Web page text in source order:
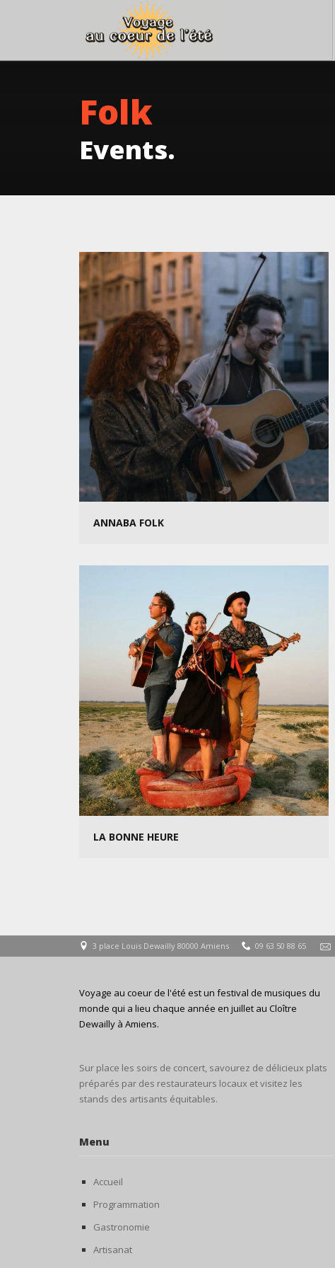
Folk
Events.
ANNABA FOLK
LA BONNE HEURE
3 place Louis Dewailly 80000 Amiens 09 63 50 88 65
Voyage au coeur de l'été est un festival de musiques du
monde qui a lieu chaque année en juillet au Cloître
Dewailly à Amiens.
Sur place les soirs de concert, savourez de délicieux plats
préparés par des restaurateurs locaux et visitez les
stands des artisants équitables.
Menu
Accueil
Programmation
Gastronomie
Artisanat